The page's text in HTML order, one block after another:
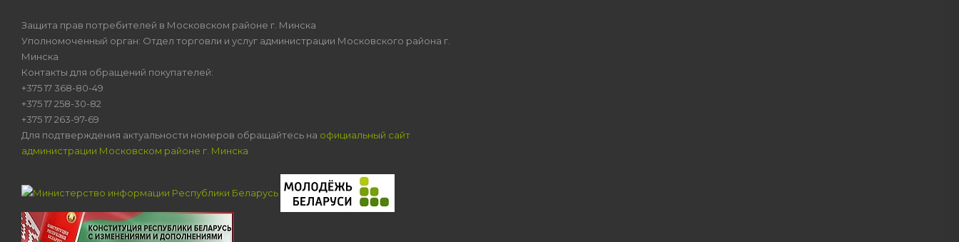
Защита прав потребителей в Московском районе г. Минска
Уполномоченный орган: Отдел торговли и услуг администрации Московского района г.
Минска
Контакты для обращений покупателей:
+375 17 368-80-49
+375 17 258-30-82
+375 17 263-97-69
Для подтверждения актуальности номеров обращайтесь на официальный сайт
администрации Московском районе г. Минска